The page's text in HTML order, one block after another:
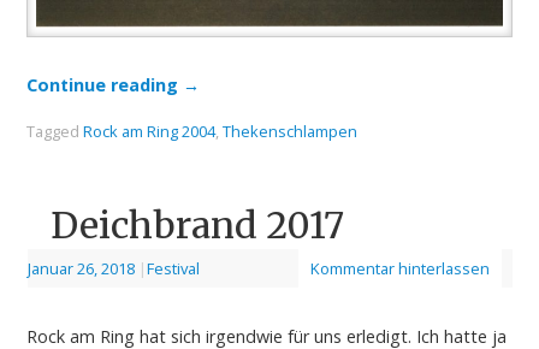
Continue reading →
Tagged Rock am Ring 2004, Thekenschlampen
Deichbrand 2017
Januar 26, 2018 |Festival Kommentar hinterlassen
Rock am Ring hat sich irgendwie für uns erledigt. Ich hatte ja